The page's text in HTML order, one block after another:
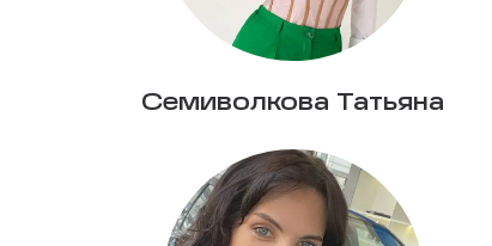
Семиволкова Татьяна